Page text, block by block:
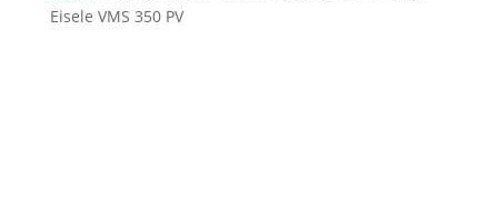
Eisele VMS 350 PV